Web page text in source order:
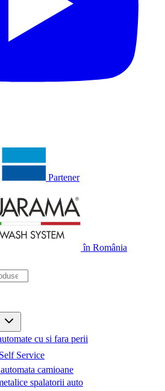
Partener
în România
cu si fara perii
Service
camioane
spalatorii auto